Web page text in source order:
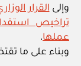
وإلى
تراخيص
عملها،
وبناء على ما